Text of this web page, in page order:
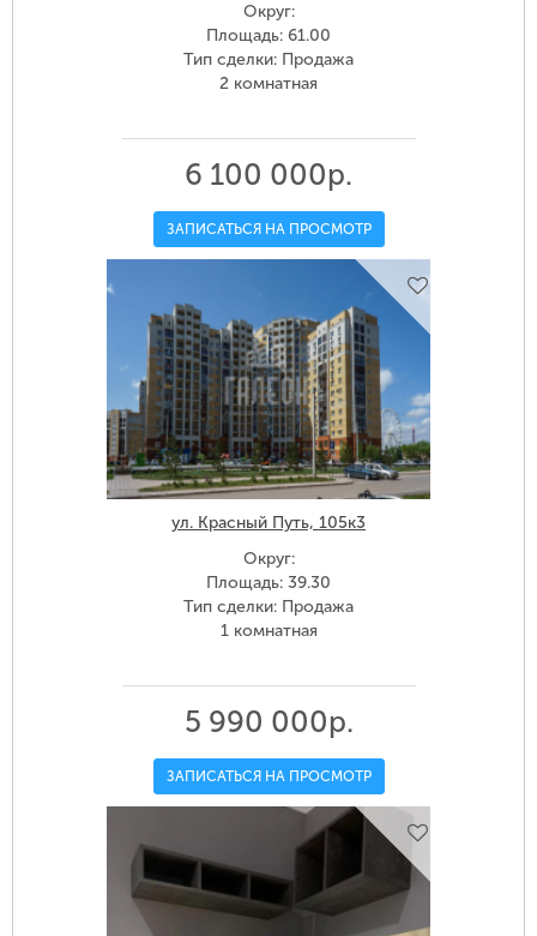
Округ:
Площадь: 61.00
Тип сделки: Продажа
2 комнатная
6 100 000р.
ЗАПИСАТЬСЯ НА ПРОСМОТР
ул. Красный Путь, 105к3
Округ:
Площадь: 39.30
Тип сделки: Продажа
1 комнатная
5 990 000р.
ЗАПИСАТЬСЯ НА ПРОСМОТР